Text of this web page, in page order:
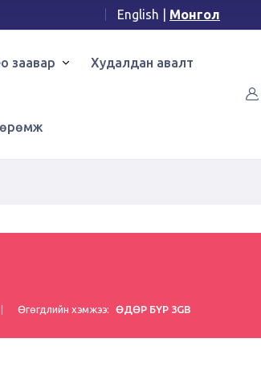
English Монгол
заавар Худалдан авалт
Өгөгдлийн хэмжээ: ӨДӨР БҮР 3GB